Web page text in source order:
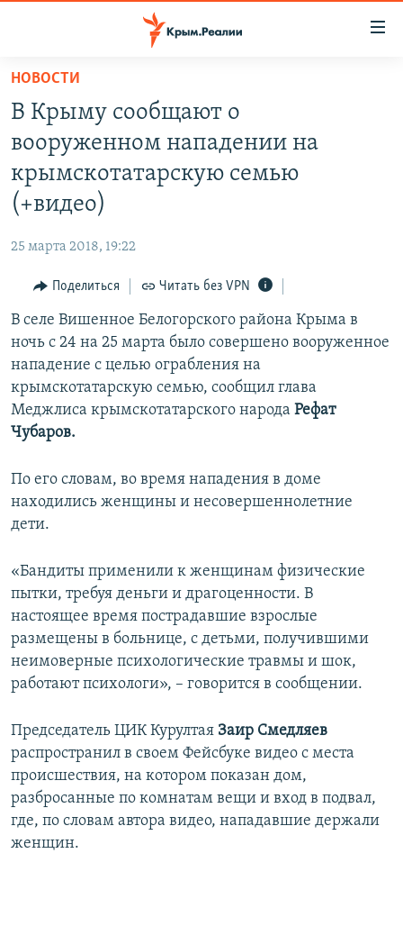
Вернуться
основному
содержанию
Вернутся
главной
Вернутся
поиску
СПЕЦПРОЕКТЫ
КАРТА ВОЕННЫХ ОБЪЕКТОВ КРЫМА
ВОДА
ИСТОРИЯ
ИНТЕРАКТИВ
ИНФОГРАФИКА
ТЕЛЕПРОЕКТ КРЫМ.РЕАЛИИ
СОВЕТЫ ПРАВОЗАЩИТНИКОВ
ПРОПАВШИЕ БЕЗ ВЕСТИ
ПОБЕДИТЕЛЕЙ НЕ СУДЯТ?
ELIFBE
УКРАИНСКАЯ ПРОБЛЕМА КРЫМА
РАДІО СВОБОДА
КАК ОБОЙТИ БЛОКИРОВКУ
Українською
Qırımtatar
ПРИСОЕДИНЯЙТЕСЬ!
НОВОСТИ
В Крыму сообщают о
вооруженном нападении на
крымскотатарскую семью
(+видео)
25 марта 2018, 19:22
Поделиться Читать без VPN
В селе Вишенное Белогорского района Крыма в
ночь с 24 на 25 марта было совершено вооруженное
нападение с целью ограбления на
крымскотатарскую семью, сообщил глава
Меджлиса крымскотатарского народа Рефат
Чубаров.
По его словам, во время нападения в доме
находились женщины и несовершеннолетние
дети.
«Бандиты применили к женщинам физические
пытки, требуя деньги и драгоценности. В
настоящее время пострадавшие взрослые
размещены в больнице, с детьми, получившими
неимоверные психологические травмы и шок,
работают психологи», – говорится в сообщении.
Председатель ЦИК Курултая Заир Смедляев
распространил в своем Фейсбуке видео с места
происшествия, на котором показан дом,
разбросанные по комнатам вещи и вход в подвал,
где, по словам автора видео, нападавшие держали
женщин.